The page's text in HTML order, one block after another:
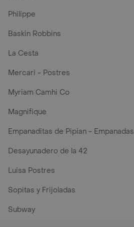
Philippe
Baskin Robbins
La Cesta
Mercari - Postres
Myriam Camhi Co
Magnifique
Empanaditas de Pipian - Empanadas
Desayunadero de la 42
Luisa Postres
Sopitas y Frijoladas
Subway